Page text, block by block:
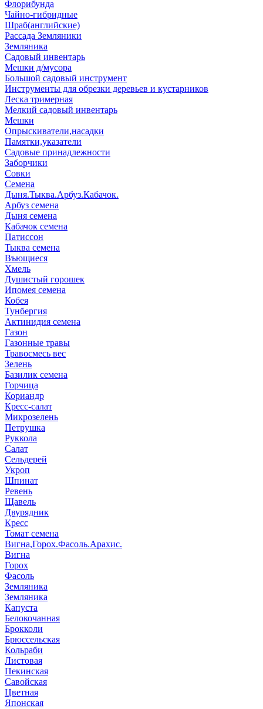
Флорибунда
Чайно-гибридные
Шраб(английские)
Рассада Земляники
Земляника
Садовый инвентарь
Мешки д/мусора
Большой садовый инструмент
Инструменты для обрезки деревьев и кустарников
Леска тримерная
Мелкий садовый инвентарь
Мешки
Опрыскиватели,насадки
Памятки,указатели
Садовые принадлежности
Заборчики
Совки
Семена
Дыня.Тыква.Арбуз.Кабачок.
Арбуз семена
Дыня семена
Кабачок семена
Патиссон
Тыква семена
Въющиеся
Хмель
Душистый горошек
Ипомея семена
Кобея
Тунбергия
Актинидия семена
Газон
Газонные травы
Травосмесь вес
Зелень
Базилик семена
Горчица
Кориандр
Кресс-салат
Микрозелень
Петрушка
Руккола
Салат
Сельдерей
Укроп
Шпинат
Ревень
Щавель
Двурядник
Кресс
Томат семена
Вигна,Горох.Фасоль.Арахис.
Вигна
Горох
Фасоль
Земляника
Земляника
Капуста
Белокочанная
Брокколи
Брюссельская
Кольраби
Листовая
Пекинская
Савойская
Цветная
Японская